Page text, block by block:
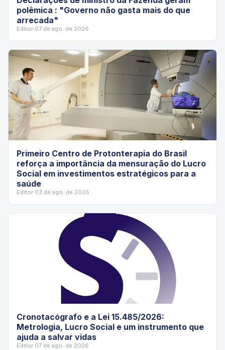
polêmica : "Governo não gasta mais do que
arrecada"
Editor·07 de ago. de 2026
Primeiro Centro de Protonterapia do Brasil
reforça a importância da mensuração do Lucro
Social em investimentos estratégicos para a
saúde
Editor·03 de ago. de 2026
Cronotacógrafo e a Lei 15.485/2026:
Metrologia, Lucro Social e um instrumento que
ajuda a salvar vidas
Editor·07 de ago. de 2026